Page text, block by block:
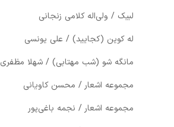
لبیک / ولی‌اله کلامی زنجانی
له کوین (کجایید) / علی یونسی
مانگه شو (شب مهتابی) / شهلا مظفری
مجموعه اشعار / محسن کاویانی
مجموعه اشعار / نجمه باغی‌پور